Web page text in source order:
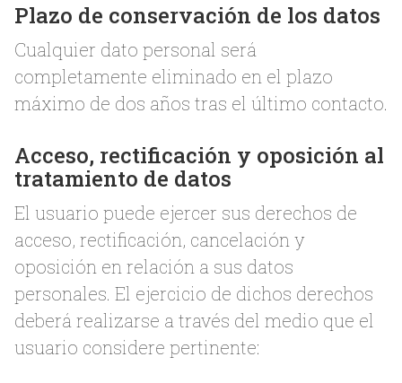
Plazo de conservación de los datos
Cualquier dato personal será
completamente eliminado en el plazo
máximo de dos años tras el último contacto.
Acceso, rectificación y oposición al
tratamiento de datos
El usuario puede ejercer sus derechos de
acceso, rectificación, cancelación y
oposición en relación a sus datos
personales. El ejercicio de dichos derechos
deberá realizarse a través del medio que el
usuario considere pertinente: